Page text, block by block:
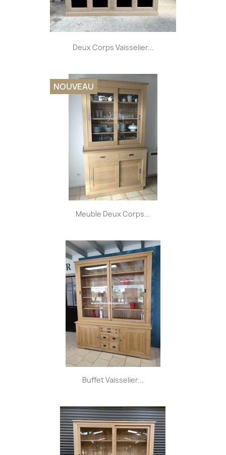
Deux Corps Vaisselier...
Meuble Deux Corps...
NOUVEAU
Buffet Vaisselier...